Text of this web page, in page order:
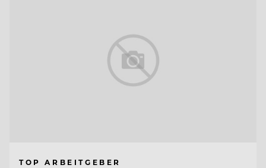
TOP ARBEITGEBER